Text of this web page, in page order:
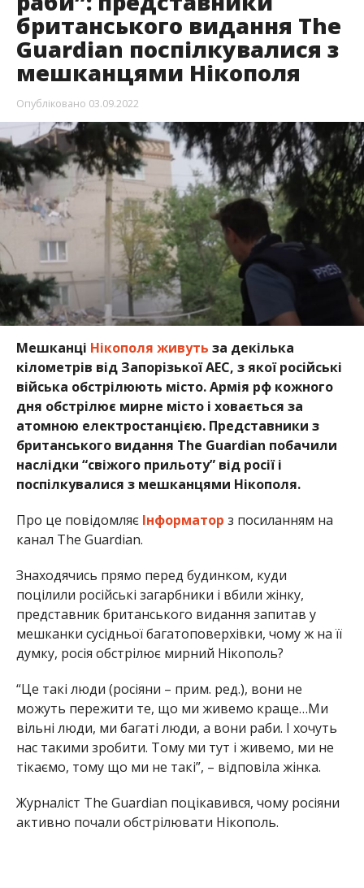
британського видання The
Guardian поспілкувалися з
мешканцями Нікополя
Опубліковано 03.09.2022
Мешканці Нікополя живуть за декілька
кілометрів від Запорізької АЕС, з якої російські
війська обстрілюють місто. Армія рф кожного
дня обстрілює мирне місто і ховається за
атомною електростанцією. Представники з
британського видання The Guardian побачили
наслідки “свіжого прильоту” від росії і
поспілкувалися з мешканцями Нікополя.
Про це повідомляє Інформатор з посиланням на
канал The Guardian.
Знаходячись прямо перед будинком, куди
поцілили російські загарбники і вбили жінку,
представник британського видання запитав у
мешканки сусідньої багатоповерхівки, чому ж на її
думку, росія обстрілює мирний Нікополь?
“Це такі люди (росіяни – прим. ред.), вони не
можуть пережити те, що ми живемо краще…Ми
вільні люди, ми багаті люди, а вони раби. І хочуть
нас такими зробити. Тому ми тут і живемо, ми не
тікаємо, тому що ми не такі”, – відповіла жінка.
Журналіст The Guardian поцікавився, чому росіяни
активно почали обстрілювати Нікополь.